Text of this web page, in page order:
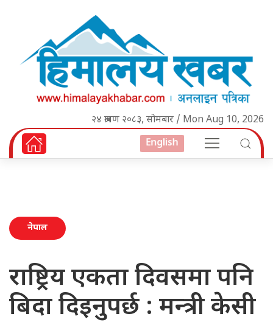
२४ श्रावण २०८३, सोमबार / Mon Aug 10, 2026
English
नेपाल
राष्ट्रिय एकता दिवसमा पनि
बिदा दिइनुपर्छ : मन्त्री केसी